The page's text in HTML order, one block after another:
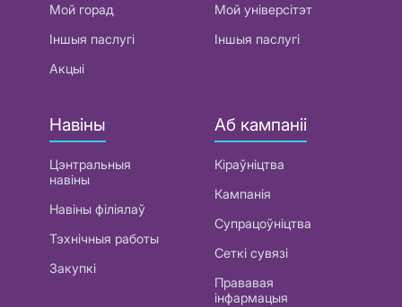
Мой горад
Іншыя паслугі
Акцыі
Мой універсітэт
Іншыя паслугі
Навіны
Цэнтральныя
навіны
Навіны філіялаў
Тэхнічныя работы
Закупкі
Аб кампаніі
Кіраўніцтва
Кампанія
Супрацоўніцтва
Сеткі сувязі
Прававая
інфармацыя